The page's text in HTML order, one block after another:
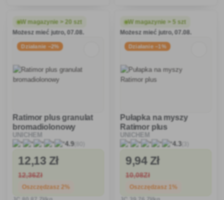
filtracyjnej).
W magazynie > 20 szt
Możesz mieć jutro, 07.08.
Działanie −2%
Ratimor plus granulat
bromadiolonowy
UNICHEM
4.9(80)
12,13 Zł
12,36Zł
Oszczędzasz 2%
W magazynie > 5 szt
Możesz mieć jutro, 07.08.
Działanie −1%
Pułapka na myszy
Ratimor plus
UNICHEM
4.3(3)
9,94 Zł
10,08Zł
Oszczędzasz 1%